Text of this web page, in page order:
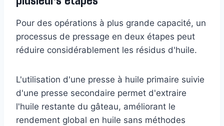
Pour des opérations à plus grande capacité, un
processus de pressage en deux étapes peut
réduire considérablement les résidus d'huile.
L'utilisation d'une presse à huile primaire suivie
d'une presse secondaire permet d'extraire
l'huile restante du gâteau, améliorant le
rendement global en huile sans méthodes